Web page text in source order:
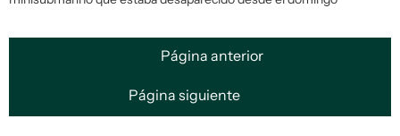
Página anterior
Página siguiente